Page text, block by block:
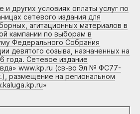
других условиях оплаты услуг по
сетевого издания для
агитационных материалов в
кампании по выборам в
Федерального Собрания
девятого созыва, назначенных на
года. Сетевое издание
www.kp.ru (св-во Эл № ФС77-
размещение на региональном
»